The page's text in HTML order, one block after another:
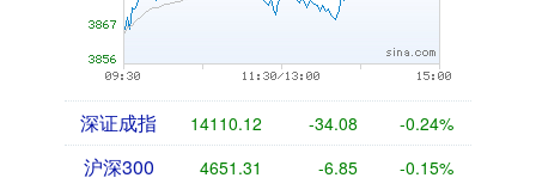
深证成指 14110.12 -34.08 -0.24%
沪深300 4651.31 -6.85 -0.15%